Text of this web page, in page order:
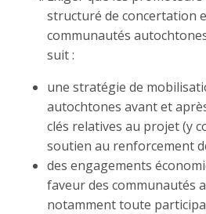
structuré de concertation
communautés
suit :
une stratégie de
autochtones avant et
clés relatives au projet (y
soutien au renforcement
des engagements
faveur des communautés
notamment toute